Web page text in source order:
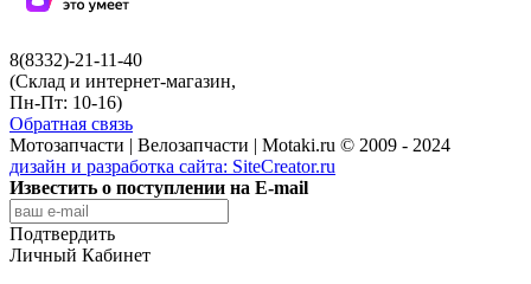
8(8332)-21-11-40
(Склад и интернет-магазин,
Пн-Пт: 10-16)
Обратная связь
Мотозапчасти | Велозапчасти | Motaki.ru © 2009 - 2024
дизайн и разработка сайта: SiteCreator.ru
Известить о поступлении на E-mail
Подтвердить
Личный Кабинет